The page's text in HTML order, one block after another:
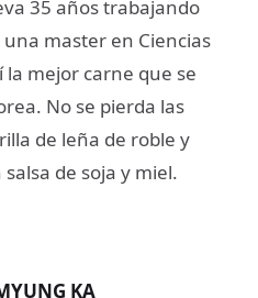
35 años trabajando
master en Ciencias
mejor carne que se
No se pierda las
de leña de roble y
de soja y miel.
KA